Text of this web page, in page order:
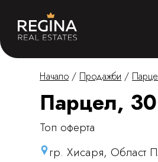
Начало / Продажби /
Парцел,
Топ оферта
гр. Хисаря, Област